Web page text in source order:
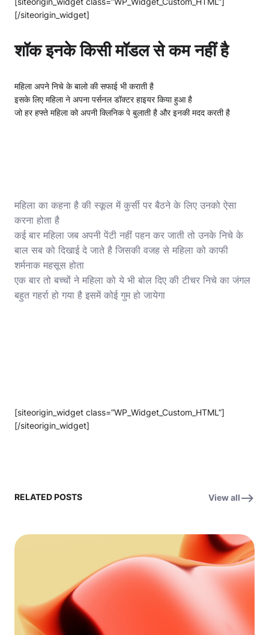
[/siteorigin_widget]
शॉक इनके किसी मॉडल से कम नहीं है
महिला अपने निचे के बालो की सफाई भी कराती है
इसके लिए महिला ने अपना पर्सनल डॉक्टर हाइयर किया हुआ है
जो हर हफ्ते महिला को अपनी क्लिनिक पे बुलाती है और इनकी मदद करती है
महिला का कहना है की स्कूल में कुर्सी पर बैठने के लिए उनको ऐसा
करना होता है
कई बार महिला जब अपनी पेंटी नहीं पहन कर जाती तो उनके निचे के
बाल सब को दिखाई दे जाते है जिसकी वजह से महिला को काफी
शर्मनाक महसूस होता
एक बार तो बच्चों ने महिला को ये भी बोल दिए की टीचर निचे का जंगल
बहुत गहर्रा हो गया है इसमें कोई गुम हो जायेगा
[siteorigin_widget class=”WP_Widget_Custom_HTML”]
[/siteorigin_widget]
RELATED POSTS View all